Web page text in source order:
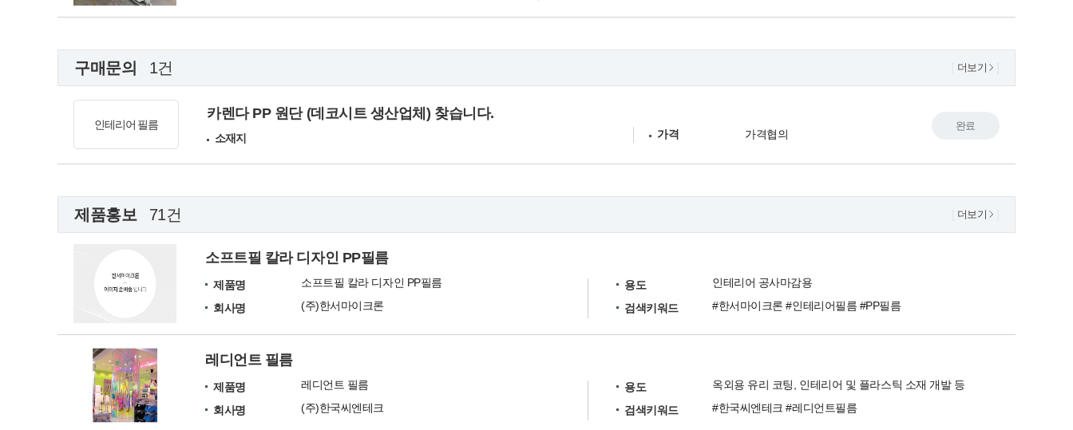
구매문의 1건 더보기
인테리어 필름
카렌다 PP 원단 (데코시트 생산업체) 찾습니다.
소재지 가격 가격협의
완료
제품홍보 71건 더보기
소프트필 칼라 디자인 PP필름
제품명
소프트필 칼라 디자인 PP필름
회사명
(주)한서마이크론
용도
인테리어 공사마감용
검색키워드
#한서마이크론 #인테리어필름 #PP필름
레디언트 필름
제품명
레디언트 필름
회사명
(주)한국씨엔테크
용도
옥외용 유리 코팅, 인테리어 및 플라스틱 소재 개발 등
검색키워드
#한국씨엔테크 #레디언트필름